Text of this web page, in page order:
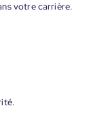
votre carrière.